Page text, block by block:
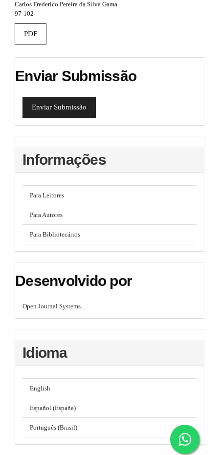
Carlos Frederico Pereira da Silva Gama
97-102
PDF
Enviar Submissão
Enviar Submissão
Informações
Para Leitores
Para Autores
Para Bibliotecários
Desenvolvido por
Open Journal Systems
Idioma
English
Español (España)
Português (Brasil)